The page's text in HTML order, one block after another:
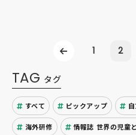
1 2
TAG タグ
すべて ピックアップ
海外研修 情報誌 世界の児童